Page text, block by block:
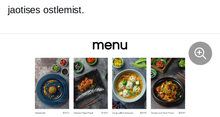
jaotises ostlemist.